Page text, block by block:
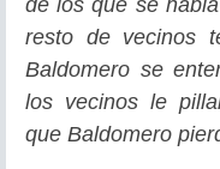
de los que se
resto de vecinos
Baldomero se
los vecinos le
que Baldomero